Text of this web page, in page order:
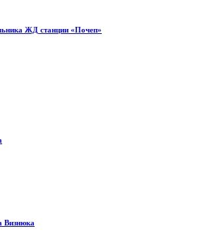
ЖД станции «Почеп»
Визнюка